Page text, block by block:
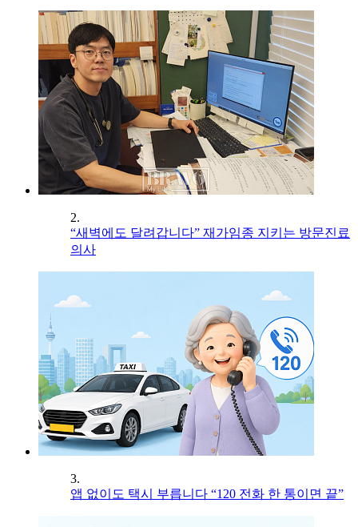
2.
“새벽에도 달려갑니다” 재가임종 지키는 방문진료
의사
3.
앱 없이도 택시 부릅니다 “120 전화 한 통이면 끝”